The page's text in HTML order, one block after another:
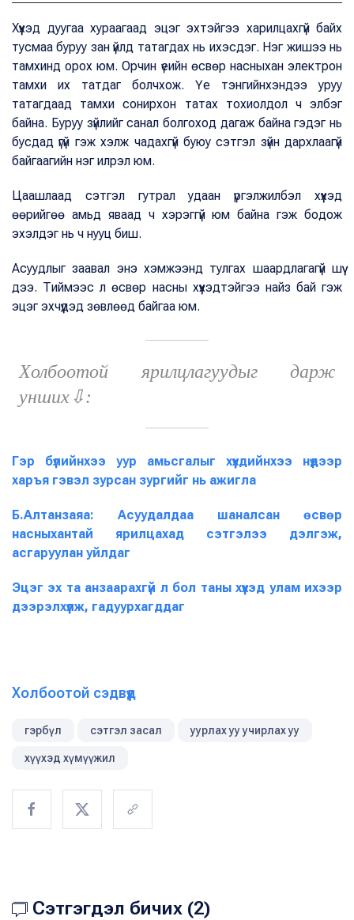
Хүүхэд дуугаа хураагаад эцэг эхтэйгээ харилцахгүй байх
тусмаа буруу зан үйлд татагдах нь ихэсдэг. Нэг жишээ нь
тамхинд орох юм. Орчин үеийн өсвөр насныхан электрон
тамхи их татдаг болчхож. Үе тэнгийнхэндээ уруу
татагдаад тамхи сонирхон татах тохиолдол ч элбэг
байна. Буруу зүйлийг санал болгоход дагаж байна гэдэг нь
бусдад үгүй гэж хэлж чадахгүй буюу сэтгэл зүйн дархлаагүй
байгаагийн нэг илрэл юм.
Цаашлаад сэтгэл гутрал удаан үргэлжилбэл хүүхэд
өөрийгөө амьд яваад ч хэрэггүй юм байна гэж бодож
эхэлдэг нь ч нууц биш.
Асуудлыг заавал энэ хэмжээнд тулгах шаардлагагүй шүү
дээ. Тиймээс л өсвөр насны хүүхэдтэйгээ найз бай гэж
эцэг эхчүүдэд зөвлөөд байгаа юм.
Холбоотой ярилцлагуудыг дарж
унших⇩:
Гэр бүлийнхээ уур амьсгалыг хүүхдийнхээ нүдээр
харъя гэвэл зурсан зургийг нь ажигла
Б.Алтанзаяа: Асуудалдаа шаналсан өсвөр
насныхантай ярилцахад сэтгэлээ дэлгэж,
асгаруулан уйлдаг
Эцэг эх та анзаарахгүй л бол таны хүүхэд улам ихээр
дээрэлхүүлж, гадуурхагддаг
Холбоотой сэдвүүд
гэрбүл сэтгэл засал уурлах уу учирлах уу
хүүхэд хүмүүжил
Сэтгэгдэл бичих (2)